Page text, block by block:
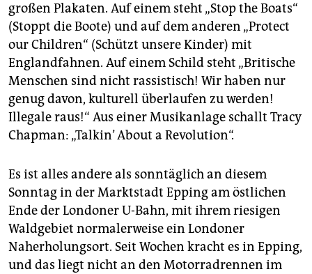
großen Plakaten. Auf einem steht „Stop the Boats“
(Stoppt die Boote) und auf dem anderen „Protect
our Children“ (Schützt unsere Kinder) mit
Englandfahnen. Auf einem Schild steht „Britische
Menschen sind nicht rassistisch! Wir haben nur
genug davon, kulturell überlaufen zu werden!
Illegale raus!“ Aus einer Musikanlage schallt Tracy
Chapman: „Talkin’ About a Revolution“.
Es ist alles andere als sonntäglich an diesem
Sonntag in der Marktstadt Epping am östlichen
Ende der Londoner U-Bahn, mit ihrem riesigen
Waldgebiet normalerweise ein Londoner
Naherholungsort. Seit Wochen kracht es in Epping,
und das liegt nicht an den Motorradrennen im